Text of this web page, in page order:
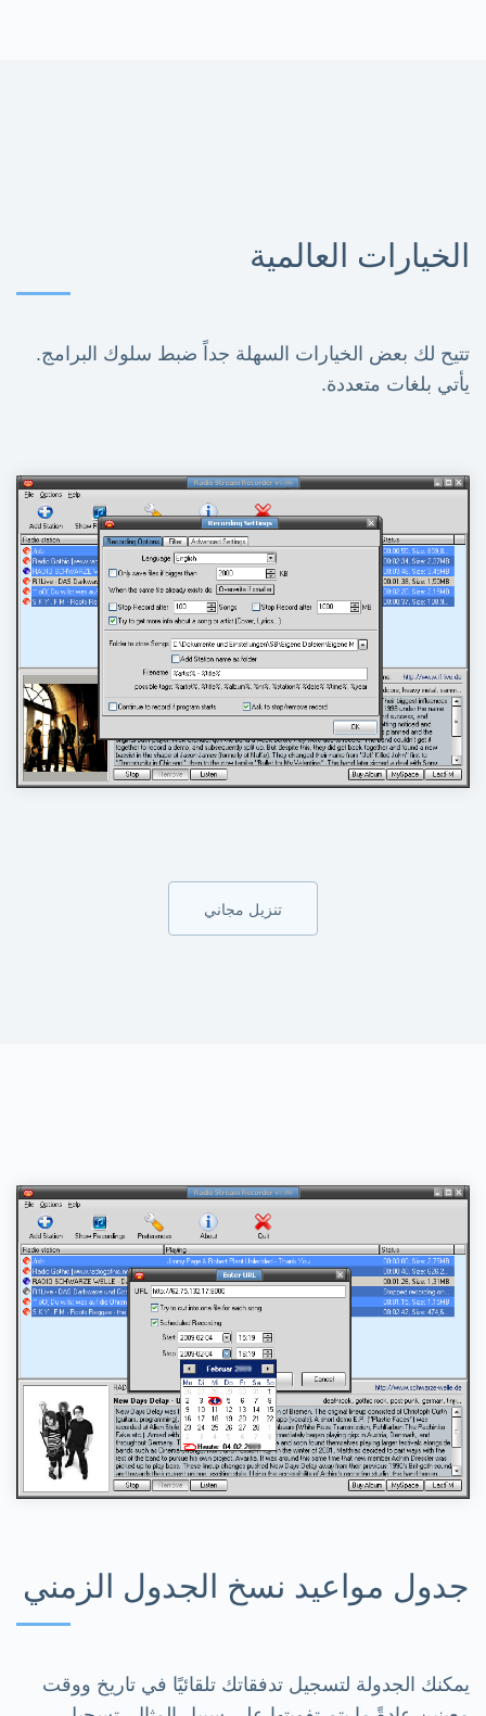
الخيارات العالمية
تتيح لك بعض الخيارات السهلة جداً ضبط سلوك البرامج.
يأتي بلغات متعددة.
تنزيل مجاني
جدول مواعيد نسخ الجدول الزمني
يمكنك الجدولة لتسجيل تدفقاتك تلقائيًا في تاريخ ووقت